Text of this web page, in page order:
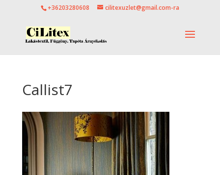
+36203280608 cilitexuzlet@gmail.com-ra
Callist7